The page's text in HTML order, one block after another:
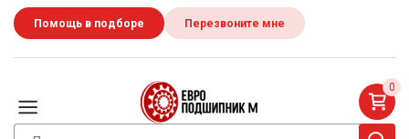
Помощь в подборе Перезвоните мне
0